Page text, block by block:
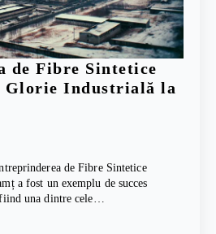
de Fibre Sintetice
Glorie Industrială la
de Fibre Sintetice
a fost un exemplu de succes
una dintre cele…